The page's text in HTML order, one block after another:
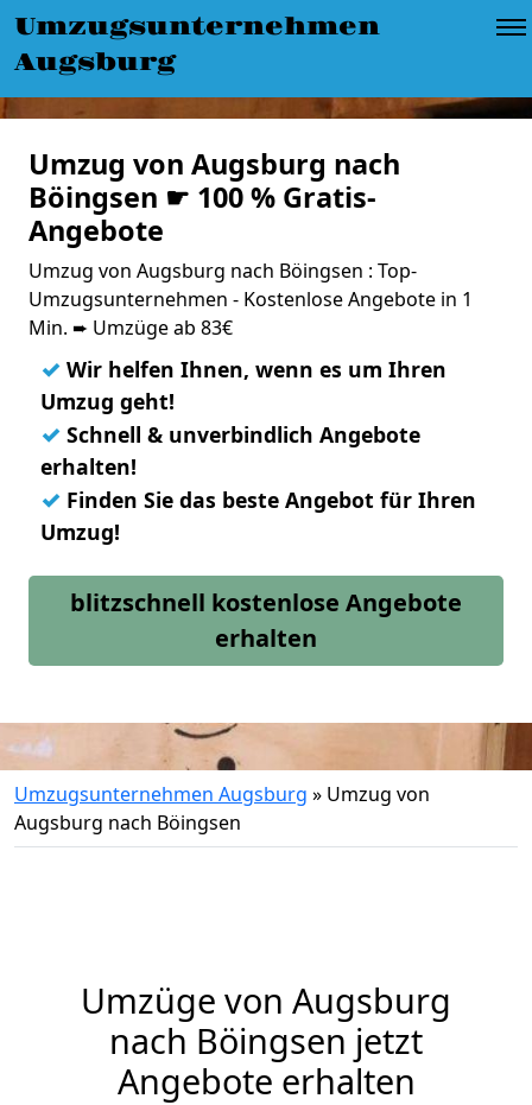
Umzugsunternehmen
Augsburg
Umzug von Augsburg nach
Böingsen ☛ 100 % Gratis-
Angebote
Umzug von Augsburg nach Böingsen : Top-
Umzugsunternehmen - Kostenlose Angebote in 1
Min. ➨ Umzüge ab 83€
✓ Wir helfen Ihnen, wenn es um Ihren
Umzug geht!
✓ Schnell & unverbindlich Angebote
erhalten!
✓ Finden Sie das beste Angebot für Ihren
Umzug!
blitzschnell kostenlose Angebote
erhalten
Umzugsunternehmen Augsburg » Umzug von
Augsburg nach Böingsen
Umzüge von Augsburg
nach Böingsen jetzt
Angebote erhalten